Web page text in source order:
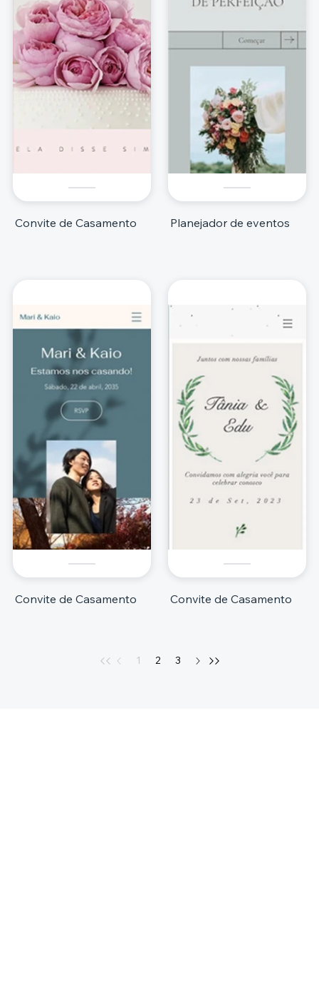
Convite de Casamento Planejador de eventos
Convite de Casamento Convite de Casamento
1 2 3